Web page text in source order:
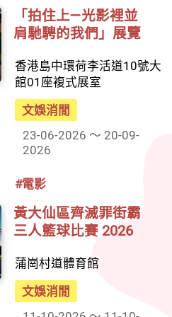
「拍住上—光影裡並
肩馳騁的我們」展覽
香港島中環荷李活道10號大
館01座複式展室
文娛消閒
23-06-2026 ～ 20-09-
2026
#電影
黃大仙區齊滅罪街霸
三人籃球比賽 2026
蒲崗村道體育館
文娛消閒